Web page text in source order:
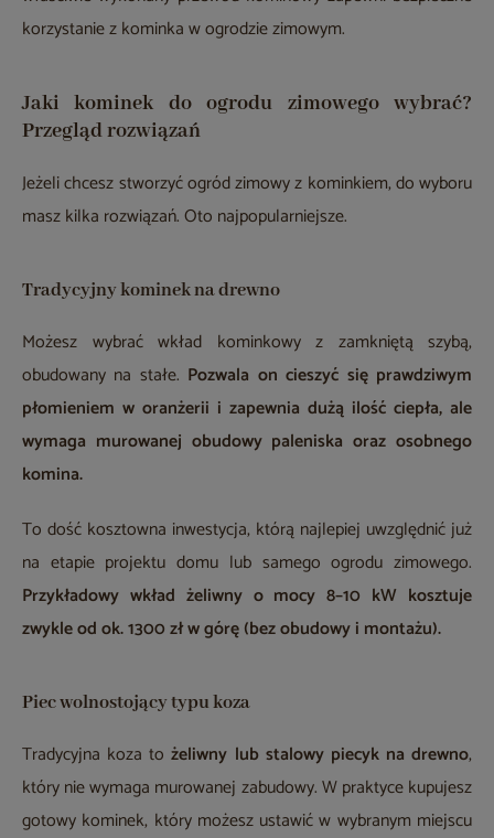
korzystanie z kominka w ogrodzie zimowym.
Jaki kominek do ogrodu zimowego wybrać?
Przegląd rozwiązań
Jeżeli chcesz stworzyć ogród zimowy z kominkiem, do wyboru
masz kilka rozwiązań. Oto najpopularniejsze.
Tradycyjny kominek na drewno
Możesz wybrać wkład kominkowy z zamkniętą szybą,
obudowany na stałe. Pozwala on cieszyć się prawdziwym
płomieniem w oranżerii i zapewnia dużą ilość ciepła, ale
wymaga murowanej obudowy paleniska oraz osobnego
komina.
To dość kosztowna inwestycja, którą najlepiej uwzględnić już
na etapie projektu domu lub samego ogrodu zimowego.
Przykładowy wkład żeliwny o mocy 8–10 kW kosztuje
zwykle od ok. 1300 zł w górę (bez obudowy i montażu).
Piec wolnostojący typu koza
Tradycyjna koza tożeliwny lub stalowy piecyk na drewno,
który nie wymaga murowanej zabudowy. W praktyce kupujesz
gotowy kominek, który możesz ustawić w wybranym miejscu